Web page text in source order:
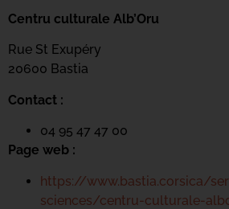
Centru culturale Alb’Oru
Rue St Exupéry
20600 Bastia
Contact :
04 95 47 47 00
Page web :
https://www.bastia.corsica/
sciences/centru-culturale-